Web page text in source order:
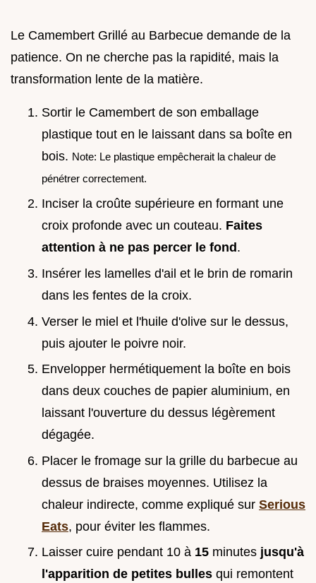
Le Camembert Grillé au Barbecue demande de la
patience. On ne cherche pas la rapidité, mais la
transformation lente de la matière.
Sortir le Camembert de son emballage
plastique tout en le laissant dans sa boîte en
bois. Note: Le plastique empêcherait la chaleur de
pénétrer correctement.
Inciser la croûte supérieure en formant une
croix profonde avec un couteau. Faites
attention à ne pas percer le fond .
Insérer les lamelles d'ail et le brin de romarin
dans les fentes de la croix.
Verser le miel et l'huile d'olive sur le dessus,
puis ajouter le poivre noir.
Envelopper hermétiquement la boîte en bois
dans deux couches de papier aluminium, en
laissant l'ouverture du dessus légèrement
dégagée.
Placer le fromage sur la grille du barbecue au
dessus de braises moyennes. Utilisez la
chaleur indirecte, comme expliqué sur Serious
Eats, pour éviter les flammes.
Laisser cuire pendant 10 à 15 minutes jusqu'à
l'apparition de petites bulles qui remontent